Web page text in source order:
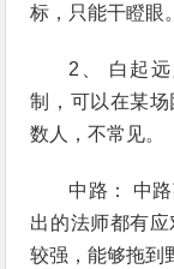
标，只能干瞪眼
2、 白起
制，可以在某
数人，不常见。
中路： 中
出的法师都有
较强，能够拖到